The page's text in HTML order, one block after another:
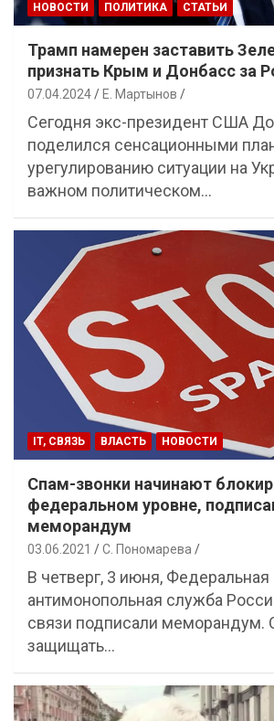
НОВОСТИ ПОЛИТИКА СТАТЬИ
Трамп намерен заставить
признать Крым и Донбасс за
07.04.2024 Е. Мартынов
Сегодня экс-президент США
поделился сенсационными
урегулированию ситуации на
важном политическом…
IT, СВЯЗЬ ВЛАСТЬ НОВОСТИ
Спам-звонки начинают
федеральном уровне,
меморандум
03.06.2021 С. Пономарева
В четверг, 3 июня, Федеральная
антимонопольная служба
связи подписали меморандум.
защищать…